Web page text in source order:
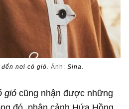
nơi có gió. Ảnh:Sina.
gió cũng nhận được những